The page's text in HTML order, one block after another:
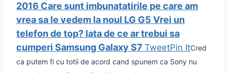
2016 Care sunt imbunatatirile pe care am
vrea sa le vedem la noul LG G5 Vrei un
telefon de top? Iata de ce ar trebui sa
cumperi Samsung Galaxy S7 TweetPin ItCred
ca putem fi cu totii de acord cand spunem ca Sony nu